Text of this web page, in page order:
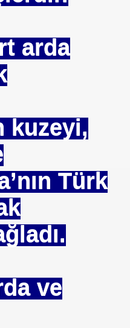
arda
kuzeyi,
Türk
ve